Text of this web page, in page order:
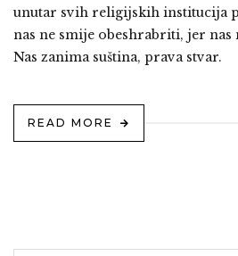
unutar svih religijskih institucija
nas ne smije obeshrabriti, jer nas
Nas zanima suština, prava stvar.
READ MORE